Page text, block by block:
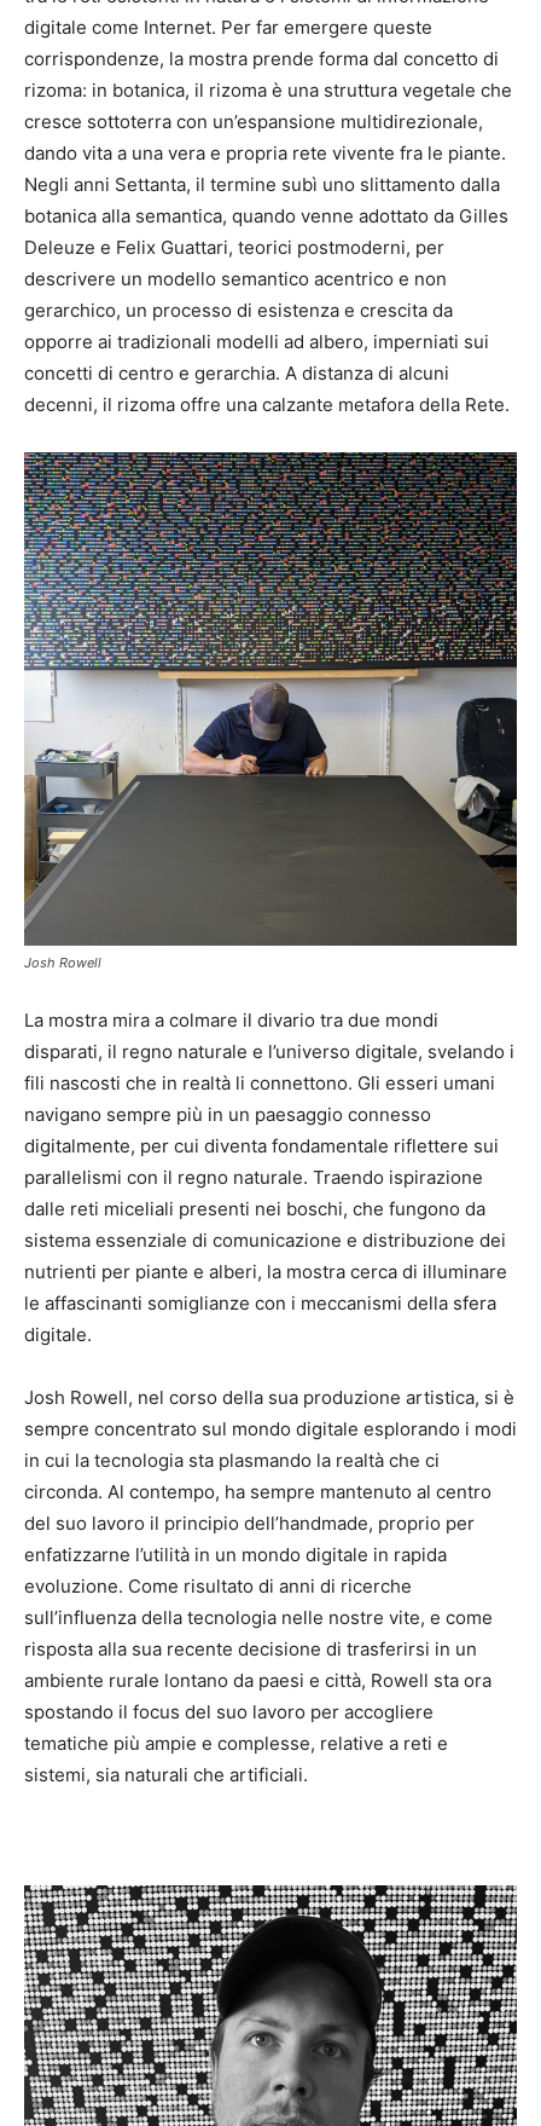
digitale come Internet. Per far emergere queste
corrispondenze, la mostra prende forma dal concetto di
rizoma: in botanica, il rizoma è una struttura vegetale che
cresce sottoterra con un’espansione multidirezionale,
dando vita a una vera e propria rete vivente fra le piante.
Negli anni Settanta, il termine subì uno slittamento dalla
botanica alla semantica, quando venne adottato da Gilles
Deleuze e Felix Guattari, teorici postmoderni, per
descrivere un modello semantico acentrico e non
gerarchico, un processo di esistenza e crescita da
opporre ai tradizionali modelli ad albero, imperniati sui
concetti di centro e gerarchia. A distanza di alcuni
decenni, il rizoma offre una calzante metafora della Rete.
Josh Rowell
La mostra mira a colmare il divario tra due mondi
disparati, il regno naturale e l’universo digitale, svelando i
fili nascosti che in realtà li connettono. Gli esseri umani
navigano sempre più in un paesaggio connesso
digitalmente, per cui diventa fondamentale riflettere sui
parallelismi con il regno naturale. Traendo ispirazione
dalle reti miceliali presenti nei boschi, che fungono da
sistema essenziale di comunicazione e distribuzione dei
nutrienti per piante e alberi, la mostra cerca di illuminare
le affascinanti somiglianze con i meccanismi della sfera
digitale.
Josh Rowell, nel corso della sua produzione artistica, si è
sempre concentrato sul mondo digitale esplorando i modi
in cui la tecnologia sta plasmando la realtà che ci
circonda. Al contempo, ha sempre mantenuto al centro
del suo lavoro il principio dell’handmade, proprio per
enfatizzarne l’utilità in un mondo digitale in rapida
evoluzione. Come risultato di anni di ricerche
sull’influenza della tecnologia nelle nostre vite, e come
risposta alla sua recente decisione di trasferirsi in un
ambiente rurale lontano da paesi e città, Rowell sta ora
spostando il focus del suo lavoro per accogliere
tematiche più ampie e complesse, relative a reti e
sistemi, sia naturali che artificiali.